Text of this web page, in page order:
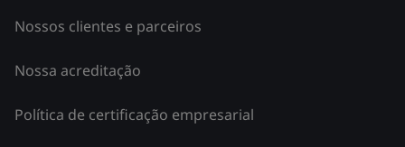
Nossos clientes e parceiros
Nossa acreditação
Política de certificação empresarial